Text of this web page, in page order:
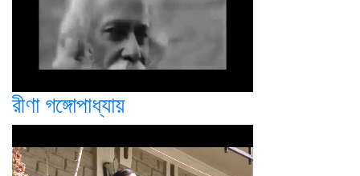
রীণা গঙ্গোপাধ্যায়